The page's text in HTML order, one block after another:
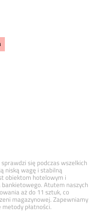
się podczas wszelkich
niską wagę i stabilną
obiektom hotelowym i
Atutem naszych
aż do 11 sztuk, co
magazynowej. Zapewniamy
płatności.